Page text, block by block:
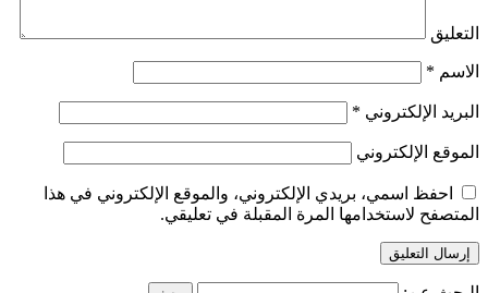
التعليق
الاسم *
البريد الإلكتروني *
الموقع الإلكتروني
احفظ اسمي، بريدي الإلكتروني، والموقع الإلكتروني في هذا
المتصفح لاستخدامها المرة المقبلة في تعليقي.